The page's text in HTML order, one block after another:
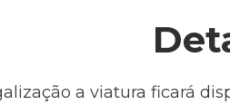
a viatura ficará